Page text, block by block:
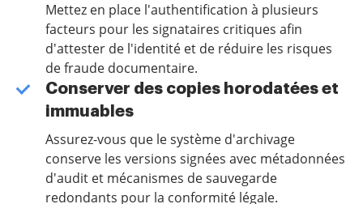
Mettez en place l'authentification à plusieurs
facteurs pour les signataires critiques afin
d'attester de l'identité et de réduire les risques
de fraude documentaire.
Conserver des copies horodatées et
immuables
Assurez-vous que le système d'archivage
conserve les versions signées avec métadonnées
d'audit et mécanismes de sauvegarde
redondants pour la conformité légale.